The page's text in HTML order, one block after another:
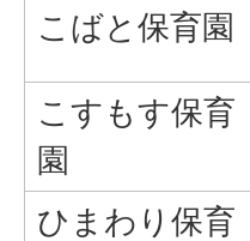
こばと保育園
こすもす保育
園
ひまわり保育